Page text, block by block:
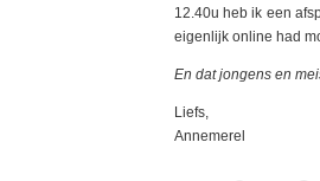
12.40u heb ik een
eigenlijk online had
En dat jongens en
Liefs,
Annemerel